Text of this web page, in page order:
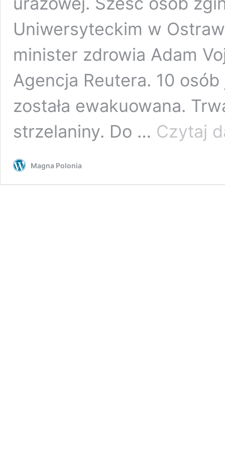
Uniwersyteckim w
minister zdrowia Adam
Agencja Reutera. 10
została ewakuowana.
strzelaniny. Do … Czytaj
Magna Polonia